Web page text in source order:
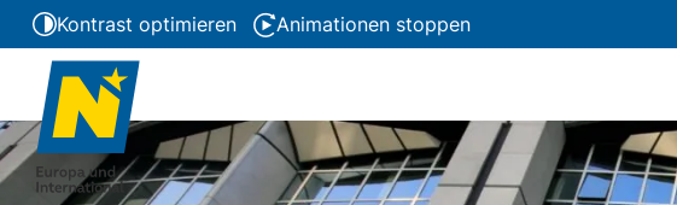
Kontrast optimieren Animationen stoppen